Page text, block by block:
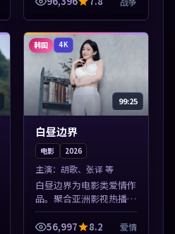
韩国 4K
99:25
白昼边界
电影 2026
主演： 胡歌、张译 等
白昼边界为电影类爱情作
品。聚合亚洲影视热播内
容，高清免费在线观看，
适合手机与电脑一站式追
56,997 8.2 爱情